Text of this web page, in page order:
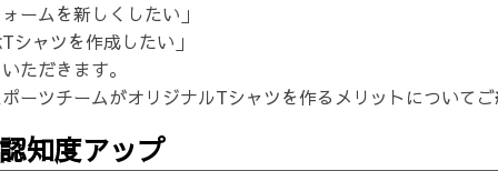
ームを新しくしたい」
シャツを作成したい」
ただきます。
ーツチームがオリジナルTシャツを作るメリットについて
知度アップ